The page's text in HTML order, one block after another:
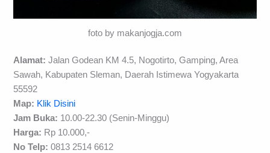
foto by makanjogja.com
Alamat: Jalan Godean KM 4.5, Nogotirto, Gamping, Area
Sawah, Kabupaten Sleman, Daerah Istimewa Yogyakarta
55592
Map: Klik Disini
Jam Buka: 10.00-22.30 (Senin-Minggu)
Harga: Rp 10.000,-
No Telp: 0813 2514 6612